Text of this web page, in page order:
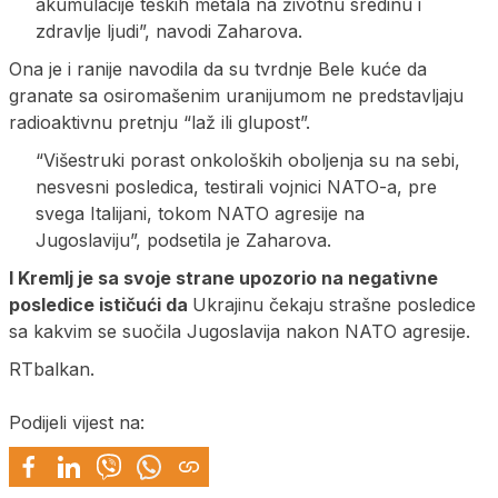
zdravlje ljudi”, navodi Zaharova.
Ona je i ranije navodila da su tvrdnje Bele kuće da
granate sa osiromašenim uranijumom ne predstavljaju
radioaktivnu pretnju “laž ili glupost”.
“Višestruki porast onkoloških oboljenja su na sebi,
nesvesni posledica, testirali vojnici NATO-a, pre
svega Italijani, tokom NATO agresije na
Jugoslaviju”, podsetila je Zaharova.
I Kremlj je sa svoje strane upozorio na negativne
posledice ističući da Ukrajinu čekaju strašne posledice
sa kakvim se suočila Jugoslavija nakon NATO agresije.
RTbalkan.
Podijeli vijest na: